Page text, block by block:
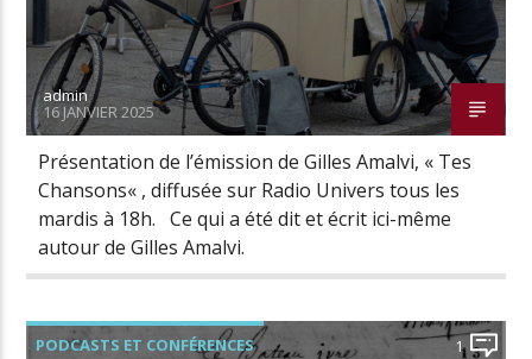
admin
16 JANVIER 2025
Présentation de l’émission de Gilles Amalvi, « Tes
Chansons« , diffusée sur Radio Univers tous les
mardis à 18h. Ce qui a été dit et écrit ici-même
autour de Gilles Amalvi.
PODCASTS ET CONFÉRENCES 1